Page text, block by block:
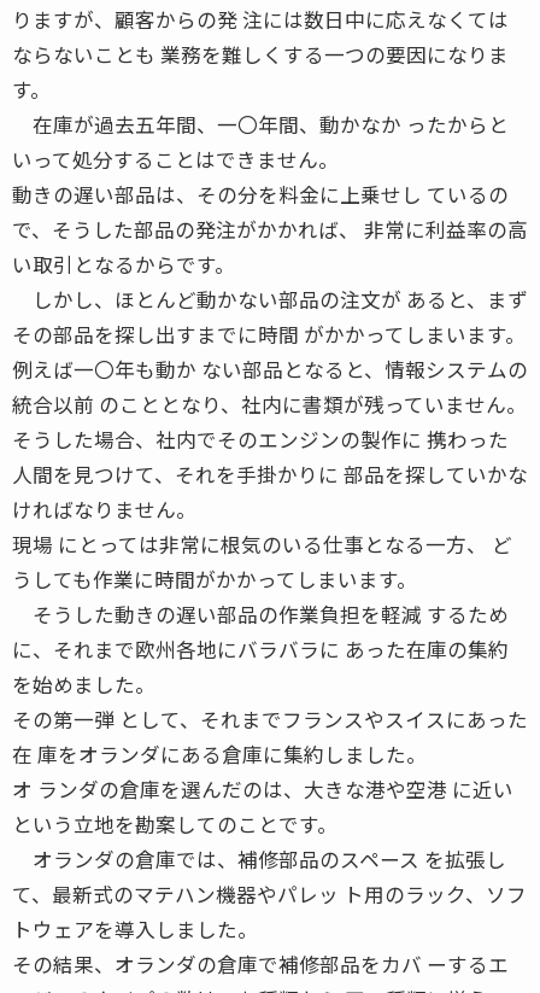
りますが、顧客からの発 注には数日中に応えなくては
ならないことも 業務を難しくする一つの要因になりま
す。
在庫が過去五年間、一〇年間、動かなか ったからと
いって処分することはできません。
動きの遅い部品は、その分を料金に上乗せし ているの
で、そうした部品の発注がかかれば、 非常に利益率の高
い取引となるからです。
しかし、ほとんど動かない部品の注文が あると、まず
その部品を探し出すまでに時間 がかかってしまいます。
例えば一〇年も動か ない部品となると、情報システムの
統合以前 のこととなり、社内に書類が残っていません。
そうした場合、社内でそのエンジンの製作に 携わった
人間を見つけて、それを手掛かりに 部品を探していかな
ければなりません。
現場 にとっては非常に根気のいる仕事となる一方、 ど
うしても作業に時間がかかってしまいます。
そうした動きの遅い部品の作業負担を軽減 するため
に、それまで欧州各地にバラバラに あった在庫の集約
を始めました。
その第一弾 として、それまでフランスやスイスにあった
在 庫をオランダにある倉庫に集約しました。
オ ランダの倉庫を選んだのは、大きな港や空港 に近い
という立地を勘案してのことです。
オランダの倉庫では、補修部品のスペース を拡張し
て、最新式のマテハン機器やパレッ ト用のラック、ソフ
トウェアを導入しました。
その結果、オランダの倉庫で補修部品をカバ ーするエ